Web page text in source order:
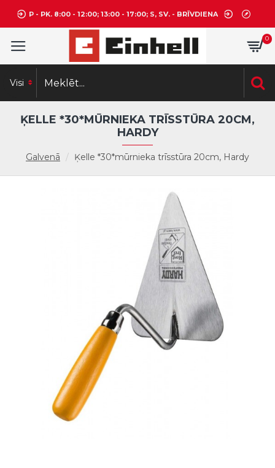
P - PK. 8:00 - 12:00; 13:00 - 17:00; S, SV. - BRĪVDIENA
0
Visi
Galvenā Ķelle *30*mūrnieka trīsstūra 20cm, Hardy
ĶELLE *30*MŪRNIEKA TRĪSSTŪRA 20CM,
HARDY